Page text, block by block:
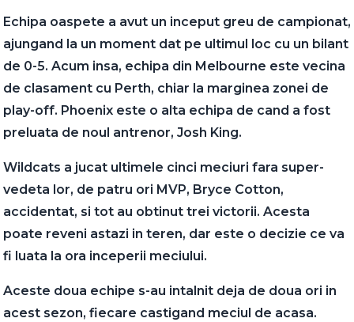
Echipa oaspete a avut un inceput greu de campionat,
ajungand la un moment dat pe ultimul loc cu un bilant
de 0-5. Acum insa, echipa din Melbourne este vecina
de clasament cu Perth, chiar la marginea zonei de
play-off. Phoenix este o alta echipa de cand a fost
preluata de noul antrenor, Josh King.
Wildcats a jucat ultimele cinci meciuri fara super-
vedeta lor, de patru ori MVP, Bryce Cotton,
accidentat, si tot au obtinut trei victorii. Acesta
poate reveni astazi in teren, dar este o decizie ce va
fi luata la ora inceperii meciului.
Aceste doua echipe s-au intalnit deja de doua ori in
acest sezon, fiecare castigand meciul de acasa.